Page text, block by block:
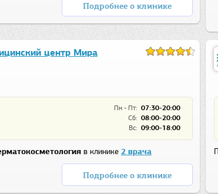
Подробнее о клинике
центр Мира
Пн - Пт: 07:30-20:00
Сб: 08:00-20:00
Вс: 09:00-18:00
в клинике 2 врача
Подробнее о клинике